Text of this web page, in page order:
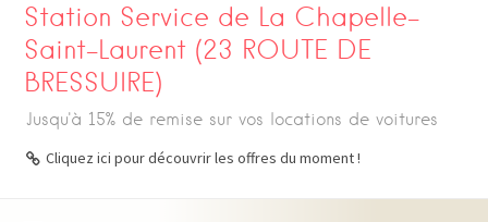
Station Service de La Chapelle-
Saint-Laurent (23 ROUTE DE
BRESSUIRE)
Jusqu'à 15% de remise sur vos locations de voitures
Cliquez ici pour découvrir les offres du moment !